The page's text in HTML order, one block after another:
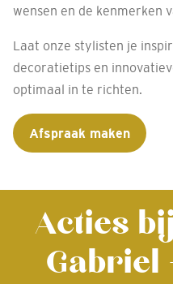
wensen en de kenmerken
Laat onze stylisten je
decoratietips en
optimaal in te richten.
Afspraak maken
Acties
Gabriel